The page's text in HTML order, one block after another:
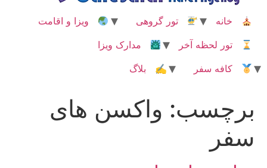
خانه تور گروهی
ویزا و اقامت
تور لحظه آخر
مدارک ویزا
کافه سفر
✍ بلاگ
برچسب: واکسن های
سفر